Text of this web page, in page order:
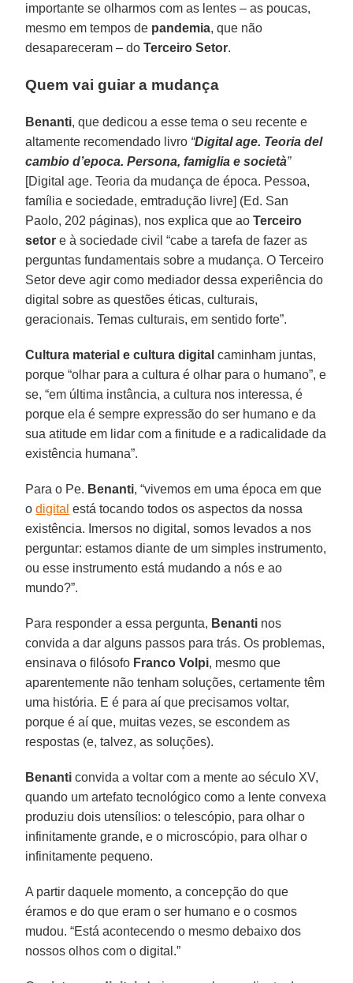
importante se olharmos com as lentes – as poucas,
mesmo em tempos de pandemia, que não
desapareceram – doTerceiro Setor.
Quem vai guiar a mudança
Benanti, que dedicou a esse tema o seu recente e
altamente recomendado livro “Digital age. Teoria del
cambio d’epoca. Persona, famiglia e società”
[Digital age. Teoria da mudança de época. Pessoa,
família e sociedade, emtradução livre] (Ed. San
Paolo, 202 páginas), nos explica que aoTerceiro
setor e à sociedade civil “cabe a tarefa de fazer as
perguntas fundamentais sobre a mudança. O Terceiro
Setor deve agir como mediador dessa experiência do
digital sobre as questões éticas, culturais,
geracionais. Temas culturais, em sentido forte”.
Cultura material e cultura digital caminham juntas,
porque “olhar para a cultura é olhar para o humano”, e
se, “em última instância, a cultura nos interessa, é
porque ela é sempre expressão do ser humano e da
sua atitude em lidar com a finitude e a radicalidade da
existência humana”.
Para o Pe. Benanti, “vivemos em uma época em que
odigital está tocando todos os aspectos da nossa
existência. Imersos no digital, somos levados a nos
perguntar: estamos diante de um simples instrumento,
ou esse instrumento está mudando a nós e ao
mundo?”.
Para responder a essa pergunta, Benanti nos
convida a dar alguns passos para trás. Os problemas,
ensinava o filósofo Franco Volpi, mesmo que
aparentemente não tenham soluções, certamente têm
uma história. E é para aí que precisamos voltar,
porque é aí que, muitas vezes, se escondem as
respostas (e, talvez, as soluções).
Benanti convida a voltar com a mente ao século XV,
quando um artefato tecnológico como a lente convexa
produziu dois utensílios: o telescópio, para olhar o
infinitamente grande, e o microscópio, para olhar o
infinitamente pequeno.
A partir daquele momento, a concepção do que
éramos e do que eram o ser humano e o cosmos
mudou. “Está acontecendo o mesmo debaixo dos
nossos olhos com o digital.”